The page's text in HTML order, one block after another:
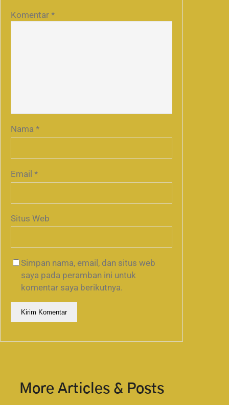
Komentar *
Nama *
Email *
Situs Web
Simpan nama, email, dan situs web
saya pada peramban ini untuk
komentar saya berikutnya.
More Articles & Posts